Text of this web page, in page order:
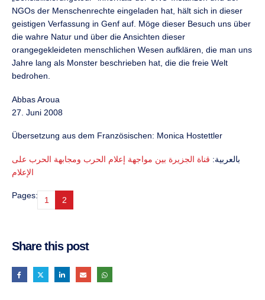
NGOs der Menschenrechte eingeladen hat, hält sich in dieser
geistigen Verfassung in Genf auf. Möge dieser Besuch uns über
die wahre Natur und über die Ansichten dieser
orangegekleideten menschlichen Wesen aufklären, die man uns
Jahre lang als Monster beschrieben hat, die die freie Welt
bedrohen.
Abbas Aroua
27. Juni 2008
Übersetzung aus dem Französischen: Monica Hostettler
بالعربية: قناة الجزيرة بين مواجهة إعلام الحرب ومجابهة الحرب على
الإعلام
Pages: 1 2
Share this post